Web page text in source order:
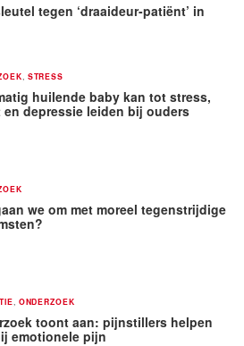
tegen ‘draaideur-patiënt’ in
STRESS
huilende baby kan tot stress,
en depressie leiden bij ouders
we om met moreel tegenstrijdige
ONDERZOEK
toont aan: pijnstillers helpen
emotionele pijn